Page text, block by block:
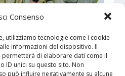
Consenso
utilizziamo tecnologie come i cookie
informazioni del dispositivo. Il
permetterà di elaborare dati come il
ID unici su questo sito. Non
può influire negativamente su alcune
fatta a pezzi